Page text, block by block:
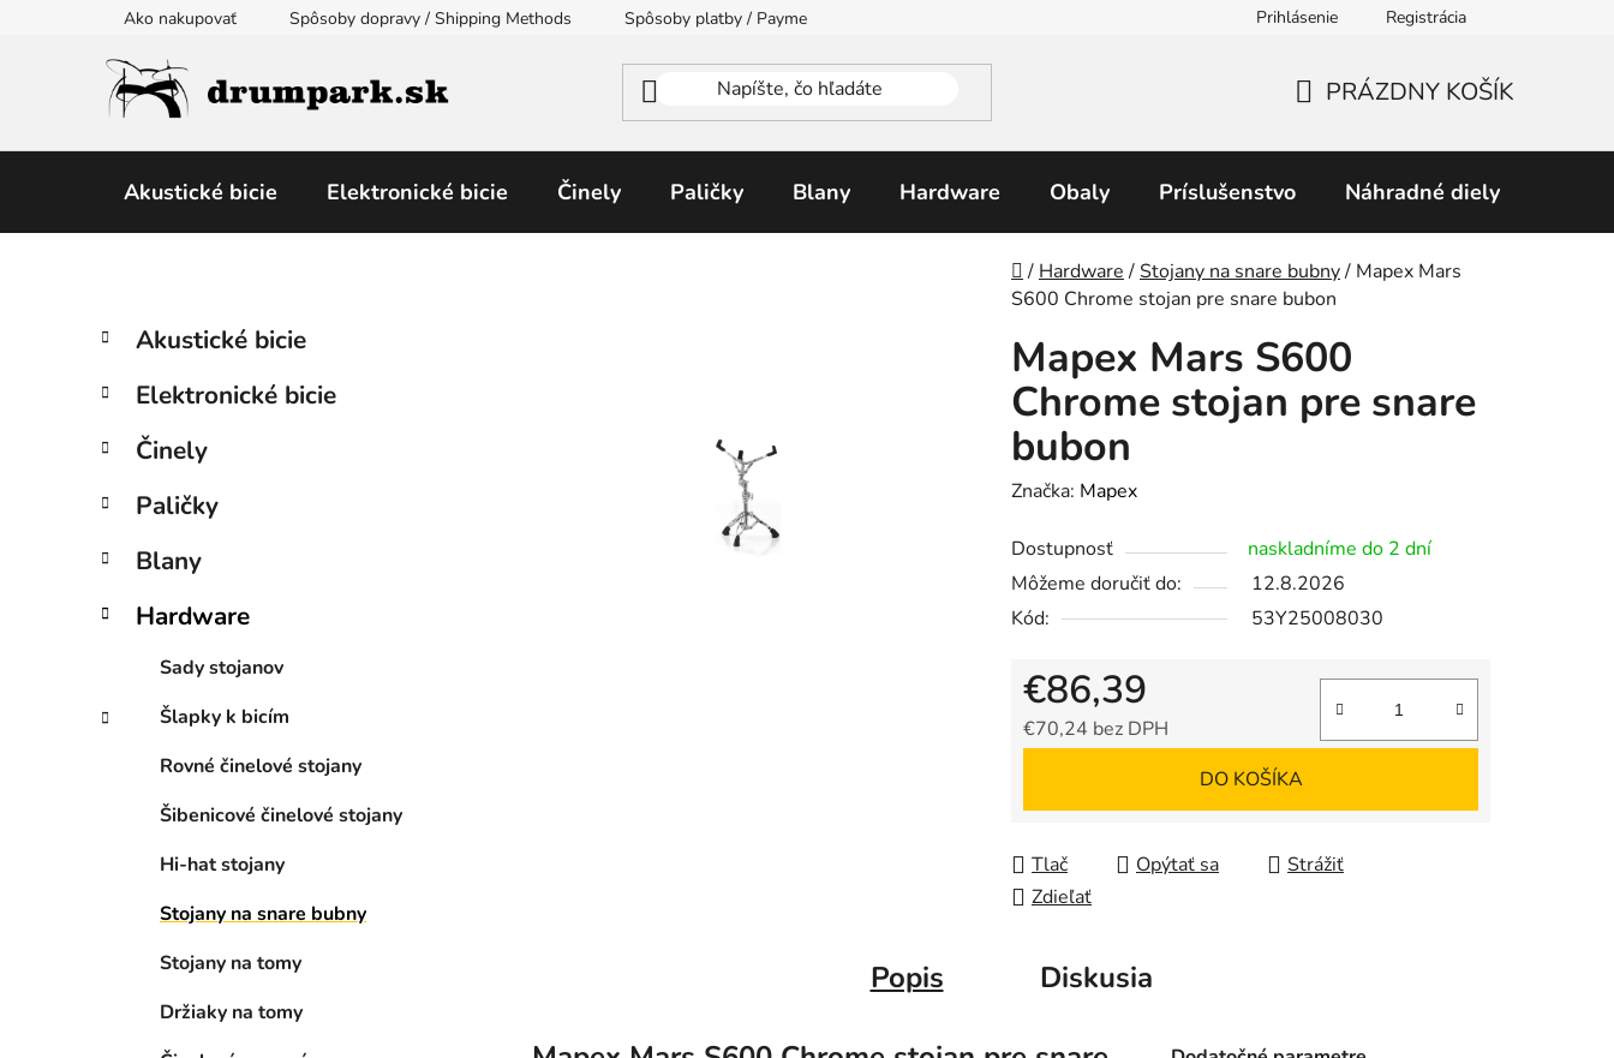
Ako nakupovať Spôsoby dopravy / Shipping Methods Spôsoby platby / Payment Methods Obchodné podmienky Predávané značky
Prihlásenie Registrácia
KOŠÍK
PRÁZDNY KOŠÍK
Akustické bicie Elektronické bicie Činely Paličky Blany Hardware Obaly Príslušenstvo Náhradné diely
Domov
/ Hardware /Stojany na snare bubny/ Mapex Mars
S600 Chrome stojan pre snare bubon
B
č
ý
a
n
e
l
Preskočiť
kategórie
K
a
e
ó
i
Akustické bicie
Elektronické bicie
Činely
Paličky
Blany
Hardware
Sady stojanov
Šlapky k bicím
Rovné činelové stojany
Šibenicové činelové stojany
Hi-hat stojany
Stojany na snare bubny
Stojany na tomy
Držiaky na tomy
Mapex Mars S600
Chrome stojan pre snare
bubon
Značka: Mapex
Dostupnosť
naskladníme do 2 dní
Môžeme doručiť do:
12.8.2026
Kód:
53Y25008030
€86,39
€70,24 bez DPH
DO KOŠÍKA
Tlač Opýtať sa
Strážiť
Zdieľať
Popis Diskusia